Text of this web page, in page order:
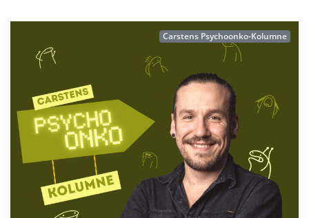
Carstens Psychoonko-Kolumne